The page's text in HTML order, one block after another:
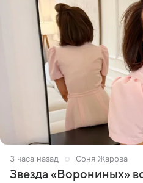
3 часа назад Соня Жарова
Звезда «Ворониных»